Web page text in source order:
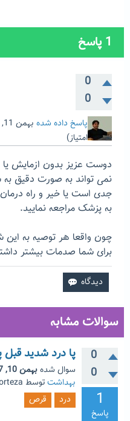
1پاسخ
0
0
پاسخ داده شده بهمن 11, 1396
امتیاز)
دوست عزیز بدون ازمایش
نمی تواند به صورت دقیق به
جدی است یا خیر و راه
به پزشک مراجعه نمایید.
چون واقعا هر توصیه به
برای شما صدمات بیشتر
سوالات مشابه
0
0
1
پاسخ
پا درد شدید قبل
سوال شدهبهمن 10, 1397
بهداشتتوسط
درد
قرص